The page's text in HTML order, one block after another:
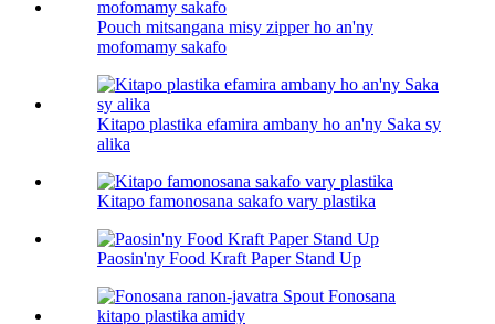
Pouch mitsangana misy zipper ho an'ny
mofomamy sakafo
Kitapo plastika efamira ambany ho an'ny Saka sy
alika
Kitapo famonosana sakafo vary plastika
Paosin'ny Food Kraft Paper Stand Up